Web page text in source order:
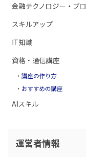
金融テクノロジー・ブ
スキルアップ
IT知識
資格・通信講座
講座の作り方
おすすめの講座
AIスキル
運営者情報